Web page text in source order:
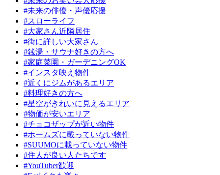
#未来の俳優・声優応援
#スローライフ
#大家さん近隣居住
#街に詳しい大家さん
#銭湯・サウナ好きの方へ
#家庭菜園・ガーデニングOK
#インスタ映え物件
#近くにジムがあるエリア
#料理好きの方へ
#星空がきれいに見えるエリア
#物価が安いエリア
#チョコザップが近い物件
#ホームズに載っていない物件
#SUUMOに載っていない物件
#住人が良い人たちです
#YouTuber歓迎